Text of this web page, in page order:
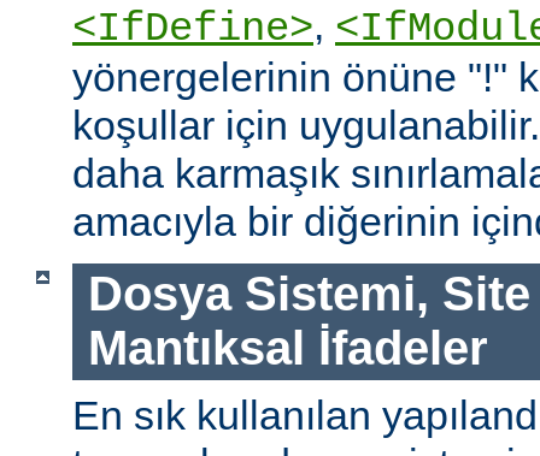
<IfDefine>,
yönergelerinin önüne "!"
koşullar için
daha karmaşık
amacıyla bir diğerinin
Dosya Sistemi, Site
Mantıksal İfadeler
En sık kullanılan